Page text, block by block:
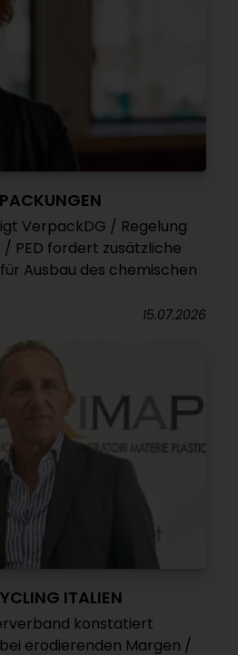
VerpackDG / Regelung
PED fordert zusätzliche
Ausbau des chemischen
15.07.2026
ITALIEN
konstatiert
erodierenden Margen /